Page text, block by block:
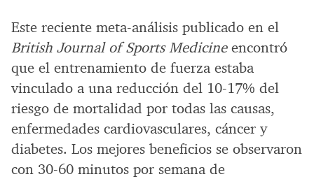
Este reciente meta-análisis publicado en el
British Journal of Sports Medicineencontró
que el entrenamiento de fuerza estaba
vinculado a una reducción del 10-17% del
riesgo de mortalidad por todas las causas,
enfermedades cardiovasculares, cáncer y
diabetes. Los mejores beneficios se observaron
con 30-60 minutos por semana de